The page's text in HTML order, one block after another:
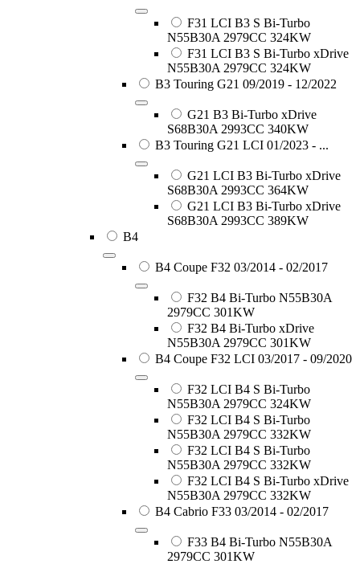
F31 LCI B3 S Bi-Turbo
N55B30A 2979CC 324KW
F31 LCI B3 S Bi-Turbo xDrive
N55B30A 2979CC 324KW
B3 Touring G21 09/2019 - 12/2022
G21 B3 Bi-Turbo xDrive
S68B30A 2993CC 340KW
B3 Touring G21 LCI 01/2023 - ...
G21 LCI B3 Bi-Turbo xDrive
S68B30A 2993CC 364KW
G21 LCI B3 Bi-Turbo xDrive
S68B30A 2993CC 389KW
B4
B4 Coupe F32 03/2014 - 02/2017
F32 B4 Bi-Turbo N55B30A
2979CC 301KW
F32 B4 Bi-Turbo xDrive
N55B30A 2979CC 301KW
B4 Coupe F32 LCI 03/2017 - 09/2020
F32 LCI B4 S Bi-Turbo
N55B30A 2979CC 324KW
F32 LCI B4 S Bi-Turbo
N55B30A 2979CC 332KW
F32 LCI B4 S Bi-Turbo
N55B30A 2979CC 332KW
F32 LCI B4 S Bi-Turbo xDrive
N55B30A 2979CC 332KW
B4 Cabrio F33 03/2014 - 02/2017
F33 B4 Bi-Turbo N55B30A
2979CC 301KW